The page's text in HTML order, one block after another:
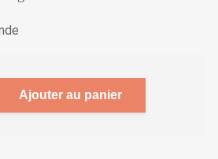
Ajouter au panier